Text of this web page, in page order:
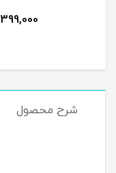
399,000
شرح محصول